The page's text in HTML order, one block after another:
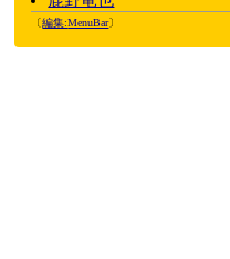
〔編集:MenuBar〕